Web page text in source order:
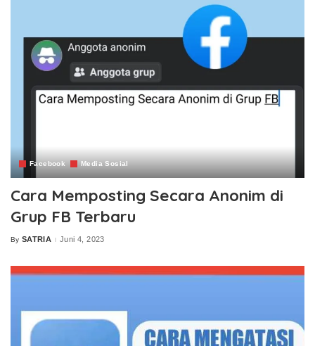
Facebook Media Sosial
Cara Memposting Secara Anonim di
Grup FB Terbaru
Posted
By SATRIA Juni 4, 2023